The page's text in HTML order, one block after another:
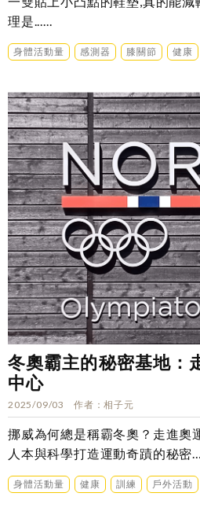
理是......
身體活動量 感測器 膝關節 健康
冬奧霸主的秘密基地：
中心
2025/09/03 作者 相子元
挪威為何總是稱霸冬奧？走進奧
人本與科學打造運動奇蹟的秘密
身體活動量 健康 訓練 戶外活動